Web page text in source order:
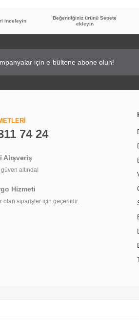
%35 İNDİRİM
TL
inceleyin
Beğendiğiniz ürünü Sepete
ekleyin
74 24
Alışveriş
altında!
Hizmeti
olan siparişler için geçerlidir.